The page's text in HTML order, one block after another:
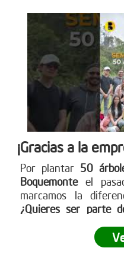
¡Gracias a la
Por plantar50
Boquemonteel
marcamos la
¿Quieres ser parte
www.reddearboles.org